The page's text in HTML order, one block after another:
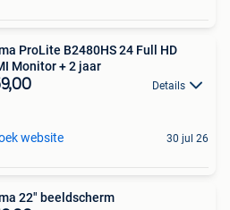
ProLite B2480HS 24 Full HD
Monitor + 2 jaar
Details
website 30 jul 26
22" beeldscherm